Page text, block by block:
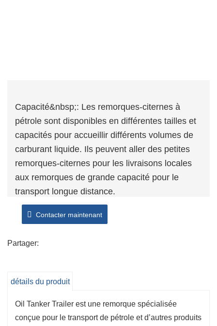
Capacité&nbsp;: Les remorques-citernes à
pétrole sont disponibles en différentes tailles et
capacités pour accueillir différents volumes de
carburant liquide. Ils peuvent aller des petites
remorques-citernes pour les livraisons locales
aux remorques de grande capacité pour le
transport longue distance.
Efficacité&nbsp;: les remorques-citernes à
pétrole sont conçues pour le transport efficace
systèmes de pompage, de tuyaux et de
chargement, un déchargement et une livraison
Caractéristiques de sécurité&nbsp;: les
remorques-citernes pétrolières sont construites
Contacter maintenant
Partager:
détails du produit
Oil Tanker Trailer est une remorque spécialisée
conçue pour le transport de pétrole et d’autres produits